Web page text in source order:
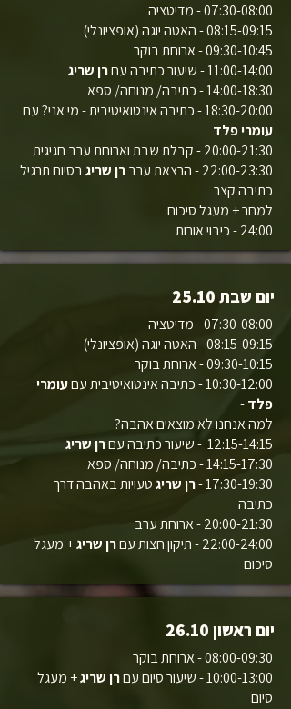
07:30-08:00 - מדיטציה
08:15-09:15 - האטה יוגה (אופציונלי)
09:30-10:45 - ארוחת בוקר
11:00-14:00 - שיעור כתיבה עם
רן שריג
14:00-18:30 - כתיבה/ מנוחה/ ספא
18:30-20:00 - כתיבה אינטואיטיבית - מי אני? עם
עומרי פלד
20:00-21:30 - קבלת שבת וארוחת ערב חגיגית
22:00-23:30 - הרצאת ערב
רן שריגבסיום תרגיל
כתיבה קצר
למחר + מעגל סיכום
24:00 - כיבוי אורות
יום שבת 25.10
07:30-08:00 - מדיטציה
08:15-09:15 - האטה יוגה (אופציונלי)
09:30-10:15 - ארוחת בוקר
10:30-12:00 - כתיבה אינטואיטיבית עם
עומרי
פלד-
למה אנחנו לא מוצאים אהבה?
12:15-14:15 - שיעור כתיבה עם
רן שריג
14:15-17:30 - כתיבה/ מנוחה/ ספא
17:30-19:30 - רן שריגטעויות באהבה דרך
כתיבה
20:00-21:30 - ארוחת ערב
22:00-24:00 - תיקון חצות עם
רן שריג+ מעגל
סיכום
יום ראשון 26.10
08:00-09:30 - ארוחת בוקר
10:00-13:00 - שיעור סיום עם
רן שריג+ מעגל
סיום